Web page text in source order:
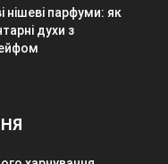
нішеві парфуми: як
духи з